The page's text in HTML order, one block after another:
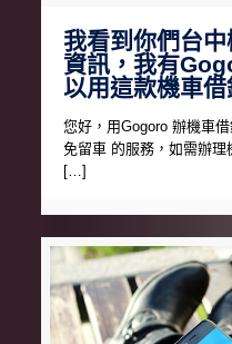
我看到你們台
資訊，我有
以用這款機車借
您好，用Gogoro 辦機車
免留車 的服務，如需辦
[…]